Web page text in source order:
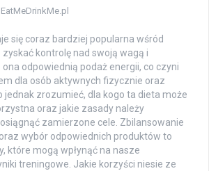
EatMeDrinkMe.pl
się coraz bardziej popularna wśród
kontrolę nad swoją wagą i
odpowiednią podaż energii, co czyni
dla osób aktywnych fizycznie oraz
jednak zrozumieć, dla kogo ta dieta może
oraz jakie zasady należy
zamierzone cele. Zbilansowanie
wybór odpowiednich produktów to
które mogą wpłynąć na nasze
treningowe. Jakie korzyści niesie ze